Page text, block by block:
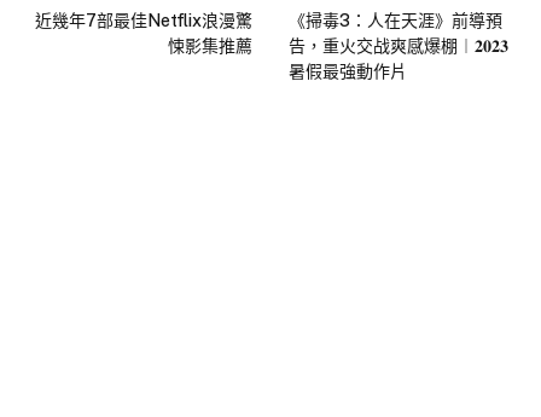
近幾年7部最佳Netflix浪漫驚
悚影集推薦
《掃毒3：人在天涯》前導預
告，重火交战爽感爆棚︱𝟐𝟎𝟐𝟑
暑假最強動作片